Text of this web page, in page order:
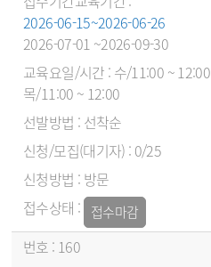
2026-06-15~2026-06-26
2026-07-01 ~2026-09-30
수/11:00 ~ 12:00
목/11:00 ~ 12:00
선착순
0/25
방문
접수마감
160